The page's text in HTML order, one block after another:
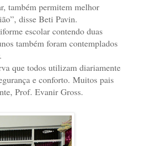
também permitem melhor
disse Beti Pavin.
escolar contendo duas
também foram contemplados
que todos utilizam diariamente
e conforto. Muitos pais
Prof. Evanir Gross.